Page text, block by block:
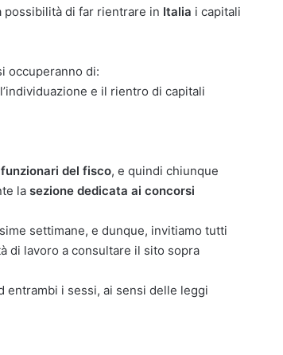
possibilità di far rientrare in Italia i capitali
occuperanno di:
e il rientro di capitali
funzionari del fisco, e quindi chiunque
la sezione dedicata ai concorsi
settimane, e dunque, invitiamo tutti
di lavoro a consultare il sito sopra
entrambi i sessi, ai sensi delle leggi